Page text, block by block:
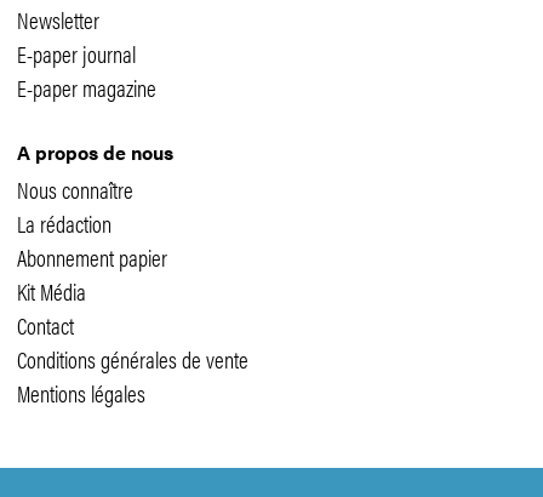
Newsletter
E-paper journal
E-paper magazine
A propos de nous
Nous connaître
La rédaction
Abonnement papier
Kit Média
Contact
Conditions générales de vente
Mentions légales